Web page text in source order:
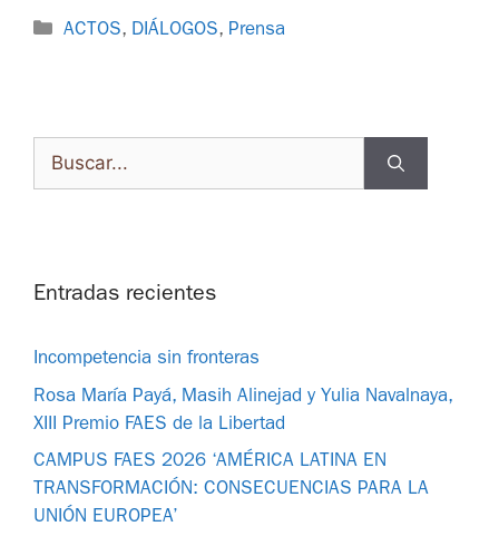
ACTOS, DIÁLOGOS, Prensa
Entradas recientes
Incompetencia sin fronteras
Rosa María Payá, Masih Alinejad y Yulia Navalnaya,
XIII Premio FAES de la Libertad
CAMPUS FAES 2026 ‘AMÉRICA LATINA EN
TRANSFORMACIÓN: CONSECUENCIAS PARA LA
UNIÓN EUROPEA’